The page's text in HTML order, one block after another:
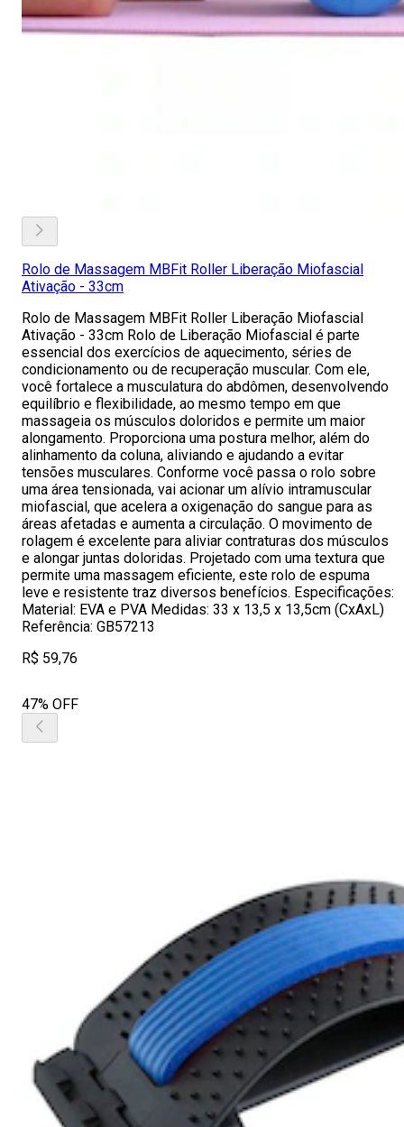
Rolo de Massagem MBFit Roller Liberação Miofascial
Ativação - 33cm
Rolo de Massagem MBFit Roller Liberação Miofascial
Ativação - 33cm Rolo de Liberação Miofascial é parte
essencial dos exercícios de aquecimento, séries de
condicionamento ou de recuperação muscular. Com ele,
você fortalece a musculatura do abdômen, desenvolvendo
equilíbrio e flexibilidade, ao mesmo tempo em que
massageia os músculos doloridos e permite um maior
alongamento. Proporciona uma postura melhor, além do
alinhamento da coluna, aliviando e ajudando a evitar
tensões musculares. Conforme você passa o rolo sobre
uma área tensionada, vai acionar um alívio intramuscular
miofascial, que acelera a oxigenação do sangue para as
áreas afetadas e aumenta a circulação. O movimento de
rolagem é excelente para aliviar contraturas dos músculos
e alongar juntas doloridas. Projetado com uma textura que
permite uma massagem eficiente, este rolo de espuma
leve e resistente traz diversos benefícios. Especificações:
Material: EVA e PVA Medidas: 33 x 13,5 x 13,5cm (CxAxL)
Referência: GB57213
R$ 59,76
47% OFF